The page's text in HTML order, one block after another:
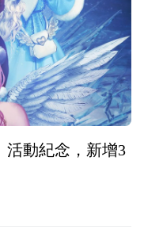
活動紀念，新增3